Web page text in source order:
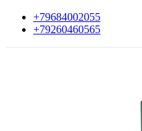
+79684002055
+79260460565